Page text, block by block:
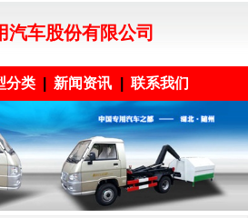
汽车股份有限公司
分类 新闻资讯 联系我们